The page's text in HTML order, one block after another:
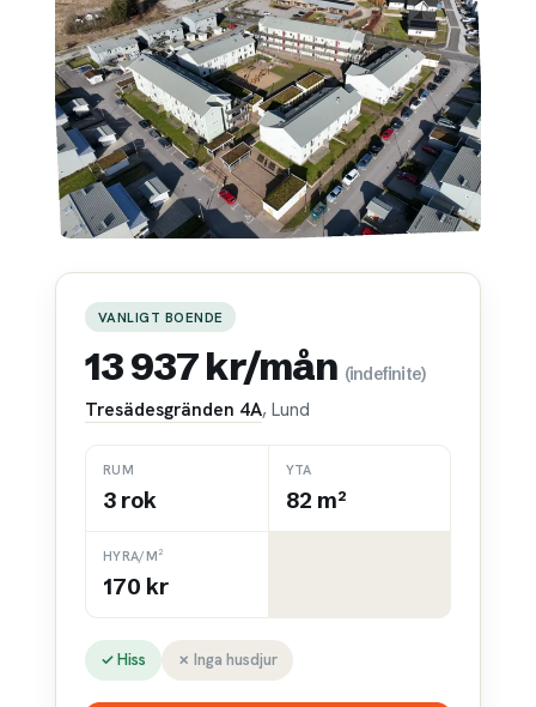
VANLIGT BOENDE
13 937 kr/mån (indefinite)
Tresädesgränden 4A, Lund
RUM
3 rok
YTA
82 m²
HYRA/M²
170 kr
✓ Hiss ✗ Inga husdjur